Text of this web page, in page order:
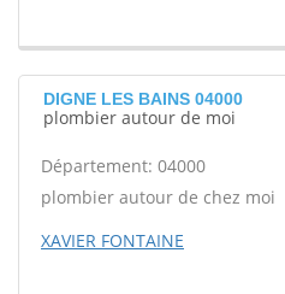
DIGNE LES BAINS 04000
plombier autour de moi
Département: 04000
plombier autour de chez moi
XAVIER FONTAINE